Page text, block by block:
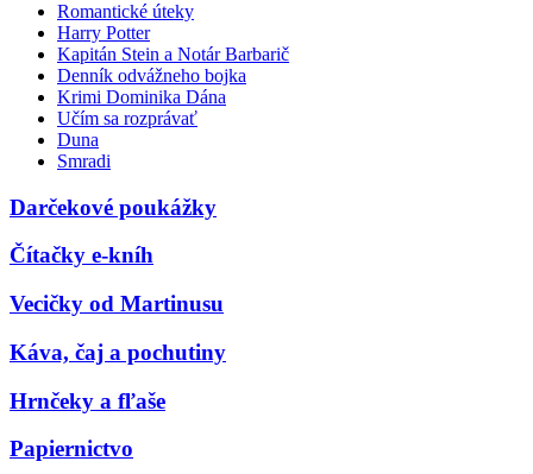
Romantické úteky
Harry Potter
Kapitán Stein a Notár Barbarič
Denník odvážneho bojka
Krimi Dominika Dána
Učím sa rozprávať
Duna
Smradi
Darčekové poukážky
Čítačky e-kníh
Vecičky od Martinusu
Káva, čaj a pochutiny
Hrnčeky a fľaše
Papiernictvo